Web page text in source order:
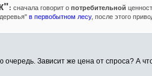
: сначала говорит о потребительной
в первобытном лесу, после этого
Зависит же цена от спроса? А